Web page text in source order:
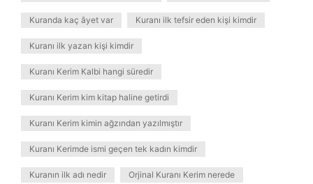
Kuranda kaç âyet var Kuranı ilk tefsir eden kişi kimdir
Kuranı ilk yazan kişi kimdir
Kuranı Kerim Kalbi hangi süredir
Kuranı Kerim kim kitap haline getirdi
Kuranı Kerim kimin ağzından yazılmıştır
Kuranı Kerimde ismi geçen tek kadın kimdir
Kuranın ilk adı nedir Orjinal Kuranı Kerim nerede